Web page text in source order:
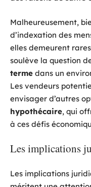
Malheureusement,
d’indexation des
elles demeurent
soulève la question
terme dans un
Les vendeurs
envisager d’autres
hypothécaire, qui
à ces défis
Les implications
Les implications